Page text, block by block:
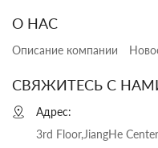
О НАС
Описание компании
СВЯЖИТЕСЬ С
Адрес:
3rd Floor,JiangHe